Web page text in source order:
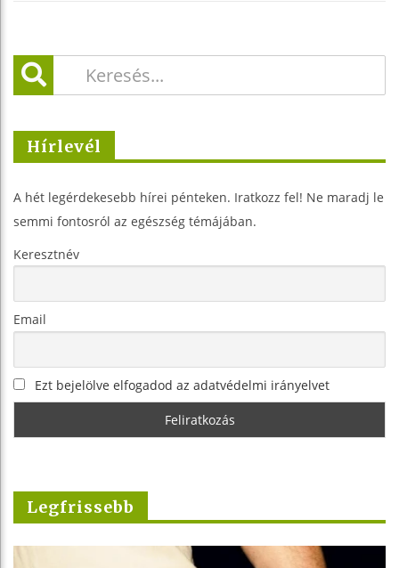
Hírlevél
A hét legérdekesebb hírei pénteken. Iratkozz fel! Ne maradj le
semmi fontosról az egészség témájában.
Keresztnév
Email
Ezt bejelölve elfogadod az adatvédelmi irányelvet
Legfrissebb